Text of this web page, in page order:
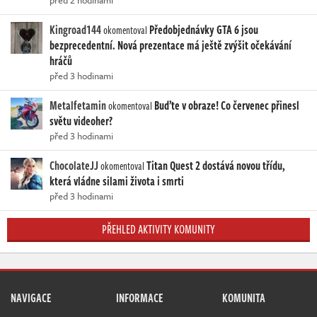
Kingroad144okomentoval Předobjednávky GTA 6 jsou
bezprecedentní. Nová prezentace má ještě zvýšit očekávání
hráčů
před 3 hodinami
Metalfetaminokomentoval Buďte v obraze! Co červenec přinesl
světu videoher?
před 3 hodinami
ChocolateJJokomentovalTitan Quest 2 dostává novou třídu,
která vládne silami života i smrti
před 3 hodinami
PŘEHLED AKTIVITY KOMUNITY
NAVIGACE INFORMACE KOMUNITA